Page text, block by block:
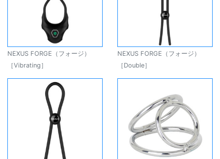
NEXUS FORGE（フォージ）
［Vibrating］
NEXUS FORGE（フォージ）
［Double］